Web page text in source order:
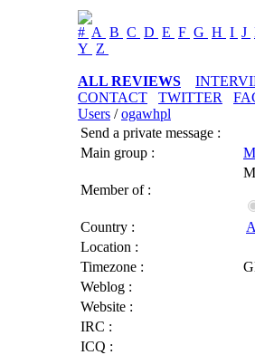
# A B C D E F G H I J
Y Z
ALL REVIEWS
CONTACT
TWITTER
Users /ogawhpl
Send a private message :
Main group :
Member of :
Country :
Location :
Timezone :
Weblog :
Website :
IRC :
ICQ :